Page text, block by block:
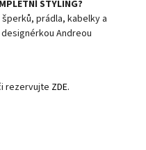
STYLING?
prádla, kabelky a
Andreou
rezervujte ZDE.